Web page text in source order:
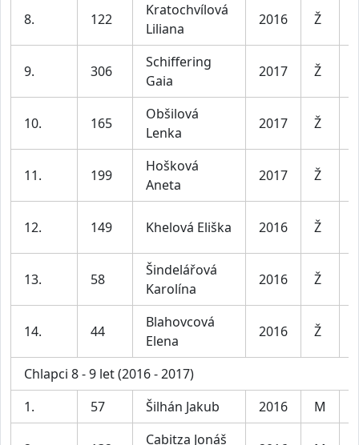
8. 122
Kratochvílová
Liliana
2016 Ž
9. 306
Schiffering
Gaia
2017 Ž
10. 165
Obšilová
Lenka
2017 Ž
11. 199
Hošková
Aneta
2017 Ž
12. 149 Khelová Eliška 2016 Ž
13. 58
Šindelářová
Karolína
2016 Ž
14. 44
Blahovcová
Elena
2016 Ž
Chlapci 8 - 9 let (2016 - 2017)
1.
57 Šilhán Jakub 2016 M
Cabitza Jonáš